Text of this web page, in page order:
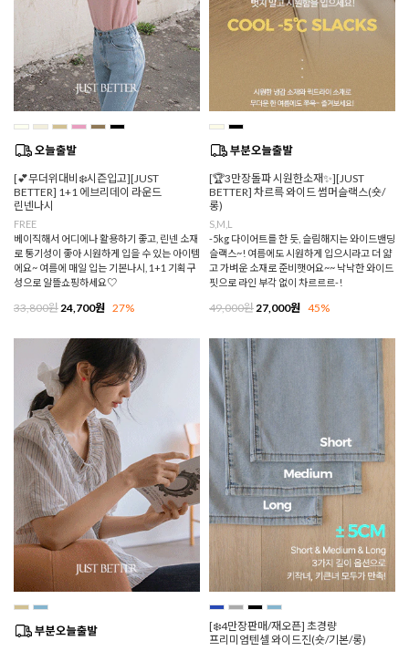
[💕무더위대비❄️시즌입고][JUST
BETTER] 1+1 에브리데이 라운드
린넨나시
FREE
베이직해서 어디에나 활용하기 좋고, 린넨 소재
로 통기성이 좋아 시원하게 입을 수 있는 아이템
에요~ 여름에 매일 입는 기본나시, 1+1 기획구
성으로 알뜰쇼핑하세요♡
33,800원 24,700원 27%
[🏆3만장돌파 시원한소재✨][JUST
BETTER] 차르륵 와이드 썸머슬랙스(숏/
롱)
S,M,L
-5kg 다이어트를 한 듯, 슬림해지는 와이드밴딩
슬랙스~! 여름에도 시원하게 입으시라고 더 얇
고 가벼운 소재로 준비햇어요~~ 낙낙한 와이드
핏으로 라인 부각 없이 차르르르-!
49,000원 27,000원 45%
[❄️4만장판매/재오픈] 초경량
프리미엄텐셀 와이드진(숏/기본/롱)